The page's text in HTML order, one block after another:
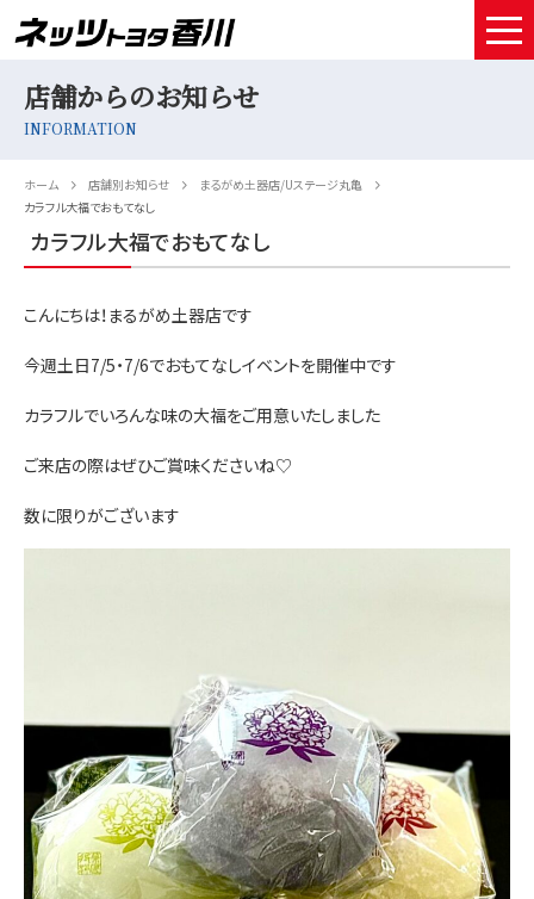
中古車情報
サービスメンテナンス
お得なお支払い
店舗からのお知らせ
INFORMATION
ホーム 店舗別お知らせ
まるがめ土器店/Uステージ丸亀
カラフル大福でおもてなし
カラフル大福でおもてなし
こんにちは！まるがめ土器店です
今週土日7/5・7/6でおもてなしイベントを開催中です
カラフルでいろんな味の大福をご用意いたしました
ご来店の際はぜひご賞味くださいね♡
数に限りがございます